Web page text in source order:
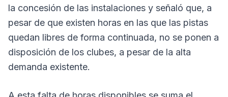
la concesión de las instalaciones y señaló que, a
pesar de que existen horas en las que las pistas
quedan libres de forma continuada, no se ponen a
disposición de los clubes, a pesar de la alta
demanda existente.